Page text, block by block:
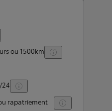
ou 1500km
24
rapatriement